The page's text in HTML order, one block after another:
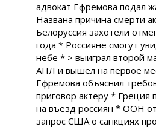
адвокат Ефремова подал
Названа причина смерти
Белоруссия захотели
года * Россияне смогут
небе * > выиграл второй
АПЛ и вышел на первое
Ефремова объяснил
приговор актеру * Греция
на въезд россиян * ООН
запрос США о санкциях